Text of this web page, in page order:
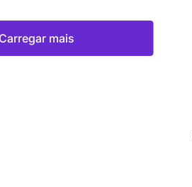
Carregar mais